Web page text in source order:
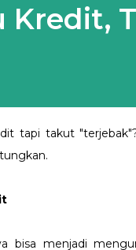
Kredit,
tapi takut
bisa menjadi